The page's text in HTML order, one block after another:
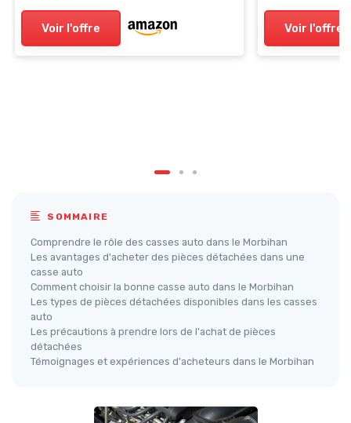
Voir l'offre Voir l'offre
SOMMAIRE
Comprendre le rôle des casses auto dans le Morbihan
Les avantages d'acheter des pièces détachées dans une
casse auto
Comment choisir la bonne casse auto dans le Morbihan
Les types de pièces détachées disponibles dans les casses
auto
Les précautions à prendre lors de l'achat de pièces
détachées
Témoignages et expériences d'acheteurs dans le Morbihan